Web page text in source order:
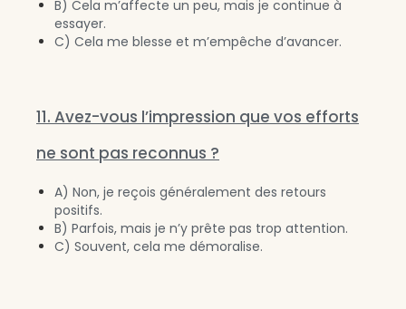
B) Cela m’affecte un peu, mais je continue à
essayer.
C) Cela me blesse et m’empêche d’avancer.
11. Avez-vous l’impression que vos efforts
ne sont pas reconnus ?
A) Non, je reçois généralement des retours
positifs.
B) Parfois, mais je n’y prête pas trop attention.
C) Souvent, cela me démoralise.